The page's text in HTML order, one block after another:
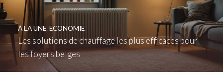
Les solutions de chauffage les plus efficaces pour
les foyers belges
À LA UNE, ECONOMIE